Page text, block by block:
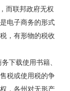
而联邦政府无权
电子商务的形式
，有形物的税收
下载使用书籍、
税或使用税的争
，各州对无形产